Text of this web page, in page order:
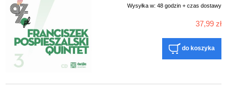
Wysyłka w: 48 godzin + czas dostawy
37,99 zł
do koszyka